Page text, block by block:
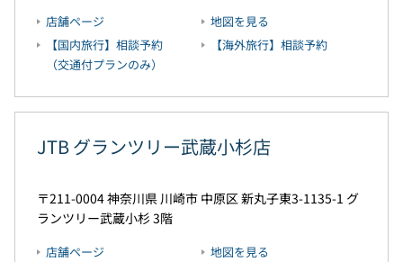
店舗ページ
【国内旅行】相談予約
（交通付プランのみ）
地図を見る
【海外旅行】相談予約
JTB グランツリー武蔵小杉店
211-0004神奈川県 川崎市 中原区 新丸子東3-1135-1 グ
ランツリー武蔵小杉 3階
店舗ページ 地図を見る